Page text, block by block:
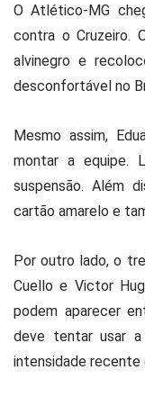
O Atlético-MG
contra o Cruzeiro.
alvinegro e
desconfortável no
Mesmo assim,
montar a equipe.
suspensão. Além
cartão amarelo e
Por outro lado, o
Cuello e Victor
podem aparecer
deve tentar usar
intensidade recente